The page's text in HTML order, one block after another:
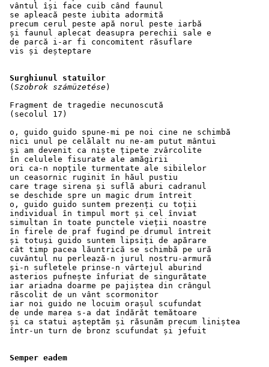
vântul își face cuib când faunul
se apleacă peste iubita adormită
precum cerul peste apă norul peste iarbă
și faunul aplecat deasupra perechii sale e
de parcă i-ar fi concomitent răsuflare
vis și deșteptare
Surghiunul statuilor
(Szobrok számüzetése)
Fragment de tragedie necunoscută
(secolul 17)
o, guido guido spune-mi pe noi cine ne schimbă
nici unul pe celălalt nu ne-am putut mântui
și am devenit ca niște țipete zvârcolite
în celulele fisurate ale amăgirii
ori ca-n nopțile turmentate ale sibilelor
un ceasornic ruginit în hăul pustiu
care trage sirena și suflă aburi cadranul
se deschide spre un magic drum întreit
o, guido guido suntem prezenți cu toții
individual în timpul mort și cel înviat
simultan în toate punctele vieții noastre
în firele de praf fugind pe drumul întreit
și totuși guido suntem lipsiți de apărare
cât timp pacea lăuntrică se schimbă pe ură
cuvântul nu perlează-n jurul nostru-armură
și-n sufletele prinse-n vârtejul aburind
asterios pufnește înfuriat de singurătate
iar ariadna doarme pe pajiștea din crângul
răscolit de un vânt scormonitor
iar noi guido ne locuim orașul scufundat
de unde marea s-a dat îndărăt temătoare
și ca statui așteptăm și răsunăm precum liniștea
într-un turn de bronz scufundat și jefuit
Semper eadem